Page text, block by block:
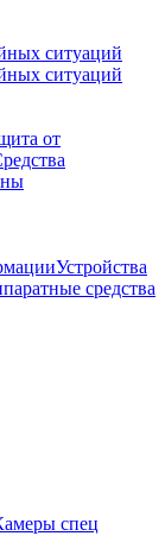
ситуаций
ситуаций
от
Устройства
средства
спец